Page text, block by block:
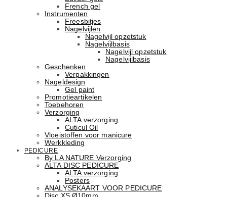
French gel
Instrumenten
Freesbitjes
Nagelvijlen
Nagelvijl opzetstuk
Nagelvijlbasis
Nagelvijl opzetstuk
Nagelvijlbasis
Geschenken
Verpakkingen
Nageldesign
Gel paint
Promotieartikelen
Toebehoren
Verzorging
ALTA verzorging
Cuticul Oil
Vloeistoffen voor manicure
Werkkleding
PEDICURE
By LA NATURE Verzorging
ALTA DISC PEDICURE
ALTA verzorging
Posters
ANALYSEKAART VOOR PEDICURE